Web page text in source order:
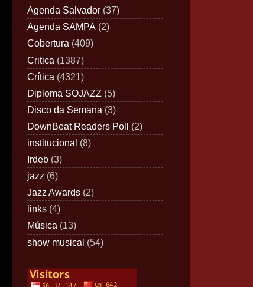
Agenda Salvador (37)
Agenda SAMPA (2)
Cobertura (409)
Critica (1387)
Crítica (4321)
Diploma SOJAZZ (5)
Disco da Semana (3)
DownBeat Readers Poll (2)
institucional (8)
Irdeb (3)
jazz (6)
Jazz Awards (2)
links (4)
Música (13)
show musical (54)